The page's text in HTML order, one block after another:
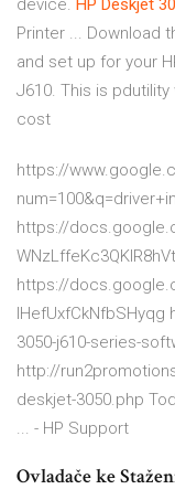
device. HP Deskjet
Printer ... Download
and set up for your
J610. This is
cost
https://
https://
https://
3050-j610-series-
http://
deskjet-3050.php
... - HP Support
Ovladače ke